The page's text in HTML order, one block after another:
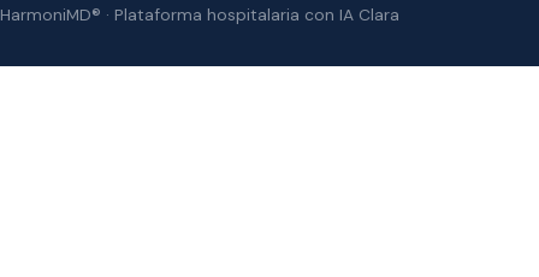
HarmoniMD® · Plataforma hospitalaria con IA Clara